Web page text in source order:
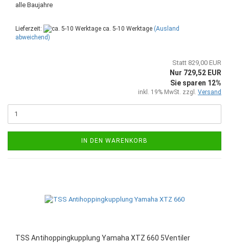
alle Baujahre
Lieferzeit: ca. 5-10 Werktage (Ausland
abweichend)
Statt 829,00 EUR
Nur 729,52 EUR
Sie sparen 12%
inkl. 19% MwSt. zzgl. Versand
IN DEN WARENKORB
TSS Antihoppingkupplung Yamaha XTZ 660 5Ventiler